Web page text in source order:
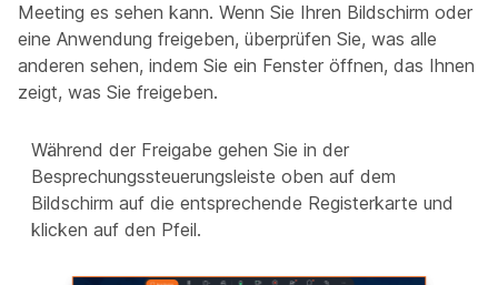
Meeting es sehen kann. Wenn Sie Ihren Bildschirm oder
eine Anwendung freigeben, überprüfen Sie, was alle
anderen sehen, indem Sie ein Fenster öffnen, das Ihnen
zeigt, was Sie freigeben.
Während der Freigabe gehen Sie in der
Besprechungssteuerungsleiste oben auf dem
Bildschirm auf die entsprechende Registerkarte und
klicken auf den Pfeil.